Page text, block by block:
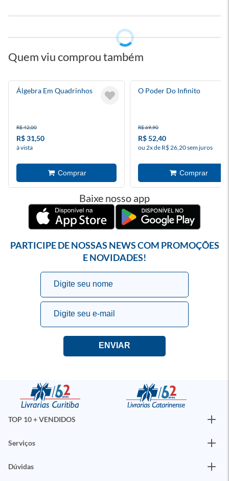
Quem viu comprou também
Álgebra Em Quadrinhos
R$ 42,00
R$ 31,50
à vista
O Poder Do Infinito
R$ 69,90
R$ 52,40
ou 2x de R$ 26,20 sem juros
Baixe nosso app
PARTICIPE DE NOSSAS NEWS COM PROMOÇÕES
E NOVIDADES!
TOP 10 + VENDIDOS
Serviços
Dúvidas